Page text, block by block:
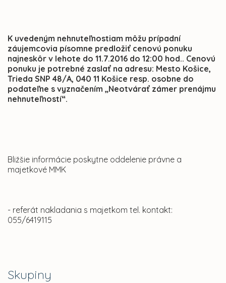
Skupiny
K uvedeným nehnuteľnostiam môžu prípadní
záujemcovia písomne predložiť cenovú ponuku
najneskôr v lehote do 11.7.2016 do 12:00 hod.. Cenovú
ponuku je potrebné zaslať na adresu: Mesto Košice,
Trieda SNP 48/A, 040 11 Košice resp. osobne do
podateľne s vyznačením „Neotvárať zámer prenájmu
nehnuteľností“.
Bližšie informácie poskytne oddelenie právne a
majetkové MMK
- referát nakladania s majetkom tel. kontakt:
055/6419115